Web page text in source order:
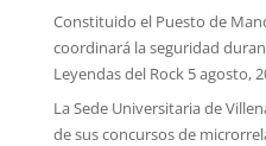
Constituido el Puesto de
coordinará la seguridad
Leyendas del Rock 5 agosto,
La Sede Universitaria de
de sus concursos de